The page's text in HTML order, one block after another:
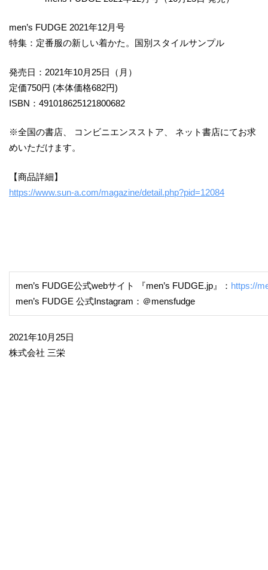
men’s FUDGE 2021年12月号
特集：定番服の新しい着かた。国別スタイルサンプル
発売日：2021年10月25日（月）
定価750円 (本体価格682円)
ISBN：491018625121800682
※全国の書店、 コンビニエンスストア、 ネット書店にてお求
めいただけます。
【商品詳細】
https://www.sun-a.com/magazine/detail.php?pid=12084
men’s FUDGE公式webサイト 『men’s FUDGE.jp』： https://
men’s FUDGE 公式Instagram：＠mensfudge
2021年10月25日
株式会社 三栄